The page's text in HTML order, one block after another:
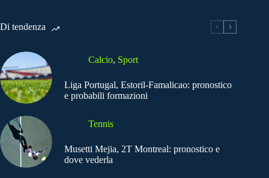
Di tendenza
Calcio, Sport
Liga Portugal, Estoril-Famalicao: pronostico
e probabili formazioni
Tennis
Musetti Mejia, 2T Montreal: pronostico e
dove vederla